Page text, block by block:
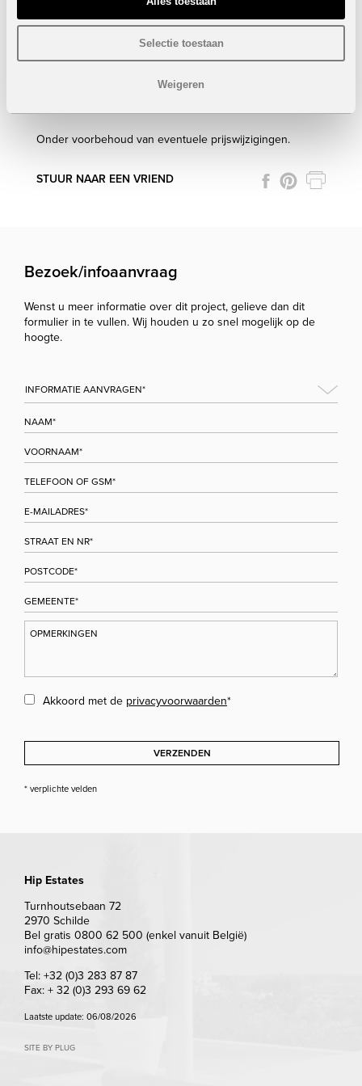
Selectie toestaan
Weigeren
Bebouwde oppervlakte: 68,52 - 71,97 m²
Terras (11,91 m²) of solarium (49,92 m²)
Gemeenschappelijke tuin
Onder voorbehoud van eventuele prijswijzigingen.
STUUR NAAR EEN VRIEND
Bezoek/infoaanvraag
Wenst u meer informatie over dit project, gelieve dan dit
formulier in te vullen. Wij houden u zo snel mogelijk op de
hoogte.
Akkoord met de privacyvoorwaarden*
VERZENDEN
* verplichte velden
Hip Estates
Turnhoutsebaan 72
2970 Schilde
Bel gratis 0800 62 500 (enkel vanuit België)
info@hipestates.com
Tel: +32 (0)3 283 87 87
Fax: + 32 (0)3 293 69 62
Laatste update: 06/08/2026
SITE BY PLUG